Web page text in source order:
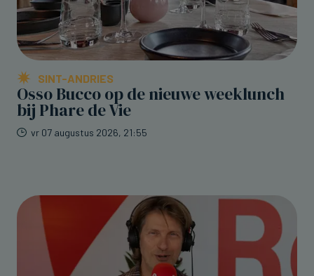
SINT-ANDRIES
Osso Bucco op de nieuwe weeklunch
bij Phare de Vie
vr 07 augustus 2026, 21:55